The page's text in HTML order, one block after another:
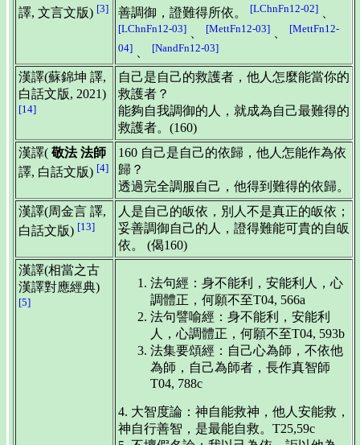
譯, 文言文版) [3]
善調御，證難得所依。
[LChnFn12-02] 、
[LChnFn12-03] [MettFn12-03]
[MettFn12-
04]
[NandFn12-03]
漢譯(蘇錦坤 譯,
白話文版, 2021)
[14]
自己是自己的救護者，他人怎麼能當你的
救護者？
能夠自我調御的人，就成為自己最難得的
救護者。(160)
漢譯( 敬法 法師
譯, 白話文版) [4]
160 自己是自己的依歸，他人怎能作為依
歸？
透過完全調服自己，他得到難得的依歸。
漢譯(周金言 譯,
白話文版) [13]
人是自己的皈依，別人不是真正的皈依；
妥善調御自己的人，證得難能可貴的自皈
依。 (偈160)
漢譯(相當之古
漢譯對應經典)
[5]
法句經：身不能利，安能利人，心
調體正，何願不至T04, 566a
法句譬喻經：身不能利，安能利
人，心調體正，何願不至T04, 593b
法集要頌經：自己心為師，不依他
為師，自己為師者，長作真智師
T04, 788c
4. 大智度論：神自能救神，他人安能救，
神自行善智，是最能自救。T25,59c